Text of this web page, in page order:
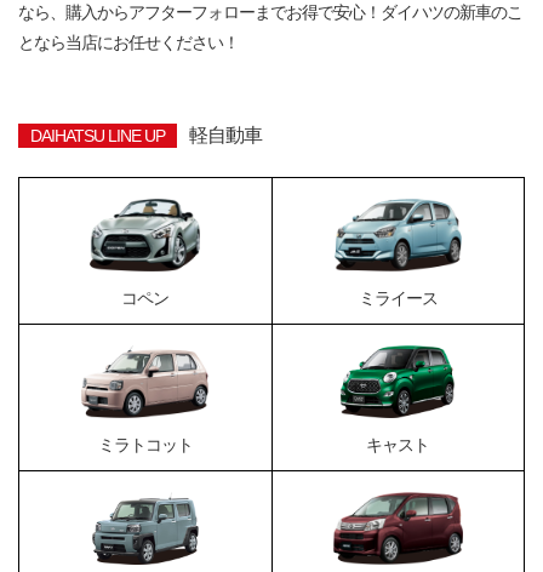
なら、購入からアフターフォローまでお得で安心！ダイハツの新車のこ
となら当店にお任せください！
DAIHATSU LINE UP 軽自動車
コペン ミライース
ミラトコット キャスト